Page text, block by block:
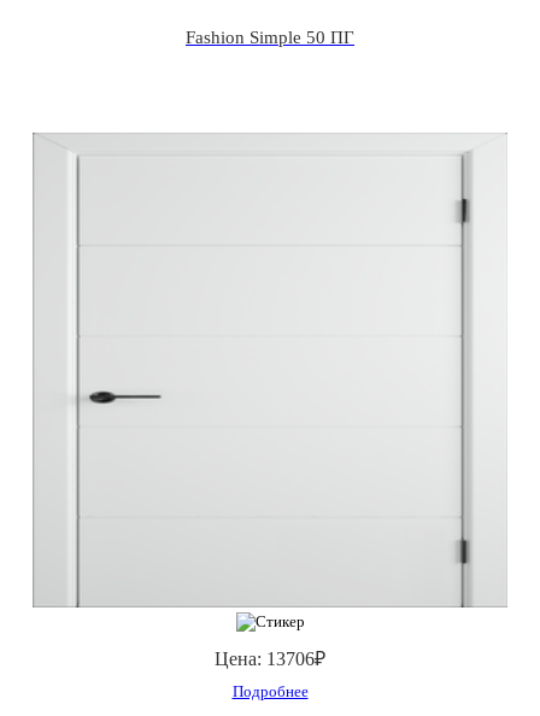
Fashion Simple 50 ПГ
Цена: 13706₽
Подробнее